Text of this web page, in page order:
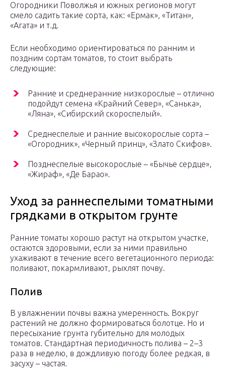
Огородники Поволжья и южных регионов могут
смело садить такие сорта, как: «Ермак», «Титан»,
«Агата» и т.д.
Если необходимо ориентироваться по ранним и
поздним сортам томатов, то стоит выбрать
следующие:
Ранние и среднеранние низкорослые – отлично
подойдут семена «Крайний Север», «Санька»,
«Ляна», «Сибирский скороспелый».
Среднеспелые и ранние высокорослые сорта –
«Огородник», «Черный принц», «Злато Скифов».
Позднеспелые высокорослые – «Бычье сердце»,
«Жираф», «Де Барао».
Уход за раннеспелыми томатными
грядками в открытом грунте
Ранние томаты хорошо растут на открытом участке,
остаются здоровыми, если за ними правильно
ухаживают в течение всего вегетационного периода:
поливают, покармливают, рыхлят почву.
Полив
В увлажнении почвы важна умеренность. Вокруг
растений не должно формироваться болотце. Но и
пересыхание грунта губительно для молодых
томатов. Стандартная периодичность полива – 2–3
раза в неделю, в дождливую погоду более редкая, в
засуху – частая.